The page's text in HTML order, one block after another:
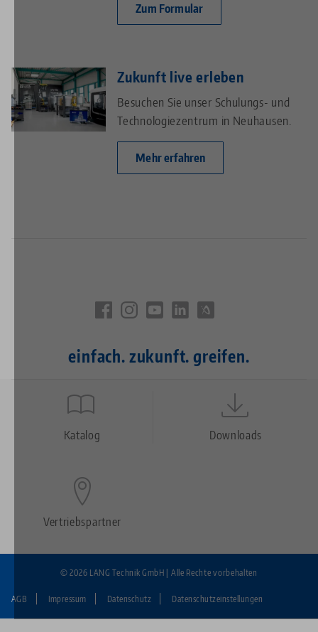
Zum Formular
Zukunft live erleben
Besuchen Sie unser Schulungs- und
Technologiezentrum in Neuhausen.
Mehr erfahren
einfach. zukunft. greifen.
Quicklinks
Katalog Downloads
Vertriebspartner
Fußzeile:
AGB Impressum Datenschutz Datenschutzeinstellungen
© 2026 LANG Technik GmbH | Alle Rechte vorbehalten